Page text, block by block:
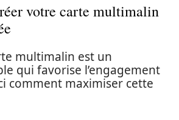
votre carte multimalin
multimalin est un
qui favorise l’engagement
comment maximiser cette